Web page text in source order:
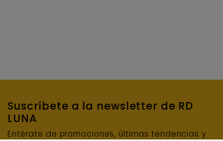
Suscríbete a la newsletter de RD
LUNA
Entérate de promociones, últimas tendencias y